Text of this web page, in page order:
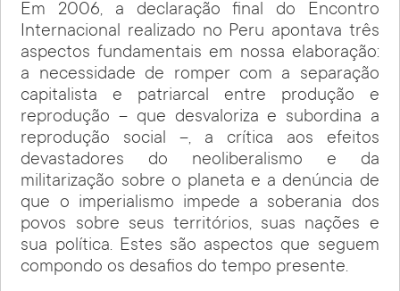
Em 2006, a declaração final do Encontro
Internacional realizado no Peru apontava três
aspectos fundamentais em nossa elaboração:
a necessidade de romper com a separação
capitalista e patriarcal entre produção e
reprodução – que desvaloriza e subordina a
reprodução social –, a crítica aos efeitos
devastadores do neoliberalismo e da
militarização sobre o planeta e a denúncia de
que o imperialismo impede a soberania dos
povos sobre seus territórios, suas nações e
sua política. Estes são aspectos que seguem
compondo os desafios do tempo presente.